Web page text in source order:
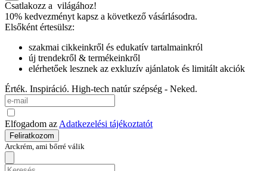
Csatlakozz a világához!
10% kedvezményt kapsz a következő vásárlásodra.
Elsőként értesülsz:
szakmai cikkeinkről és edukatív tartalmainkról
új trendekről & termékeinkről
elérhetőek lesznek az exkluzív ajánlatok és limitált akciók
Érték. Inspiráció. High-tech natúr szépség - Neked.
Elfogadom az Adatkezelési tájékoztatót
Feliratkozom
Arckrém, ami bőrré válik